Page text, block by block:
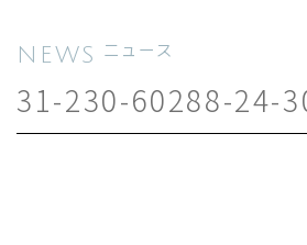
NEWS ニュース
31-230-60288-24-